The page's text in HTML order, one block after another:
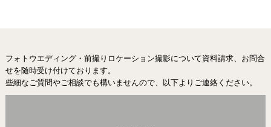
フォトウエディング・前撮りロケーション撮影について資料請求、お問合
せを随時受け付けております。
些細なご質問やご相談でも構いませんので、以下よりご連絡ください。